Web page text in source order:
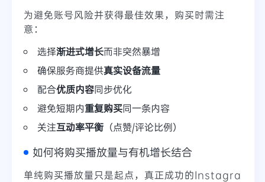
为避免账号风险并获得最佳效果，购买时需注
意：
选择渐进式增长而非突然暴增
确保服务商提供真实设备流量
配合优质内容同步优化
避免短期内重复购买同一条内容
关注互动率平衡 （点赞/评论比例）
如何将购买播放量与有机增长结合
单纯购买播放量只是起点，真正成功的Instagra